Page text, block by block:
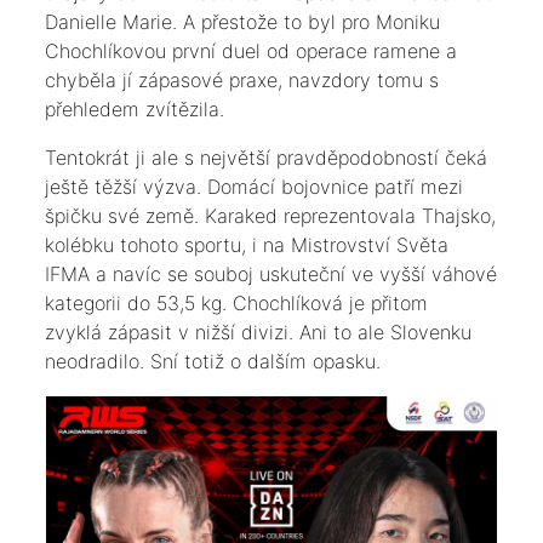
Danielle Marie. A přestože to byl pro Moniku
Chochlíkovou první duel od operace ramene a
chyběla jí zápasové praxe, navzdory tomu s
přehledem zvítězila.
Tentokrát ji ale s největší pravděpodobností čeká
ještě těžší výzva. Domácí bojovnice patří mezi
špičku své země. Karaked reprezentovala Thajsko,
kolébku tohoto sportu, i na Mistrovství Světa
IFMA a navíc se souboj uskuteční ve vyšší váhové
kategorii do 53,5 kg. Chochlíková je přitom
zvyklá zápasit v nižší divizi. Ani to ale Slovenku
neodradilo. Sní totiž o dalším opasku.